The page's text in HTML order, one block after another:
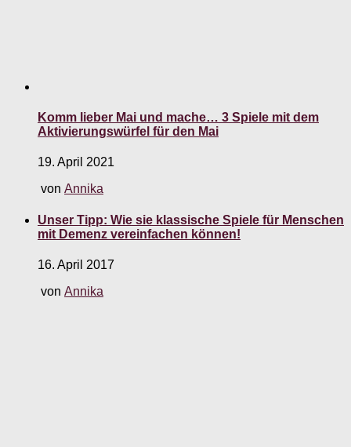
Komm lieber Mai und mache… 3 Spiele mit dem
Aktivierungswürfel für den Mai
19. April 2021
von Annika
Unser Tipp: Wie sie klassische Spiele für Menschen
mit Demenz vereinfachen können!
16. April 2017
von Annika